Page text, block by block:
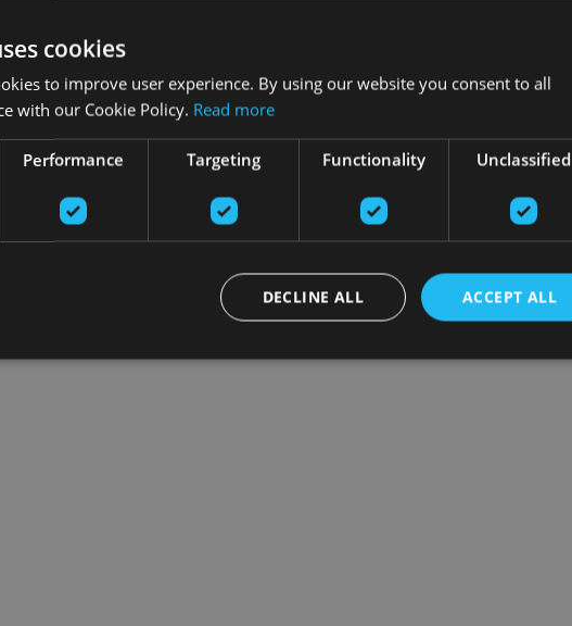
cookies
to improve user experience. By using our website you consent to all
with our Cookie Policy. Read more
Performance Targeting Functionality Unclassified
ACCEPT ALL
DECLINE ALL